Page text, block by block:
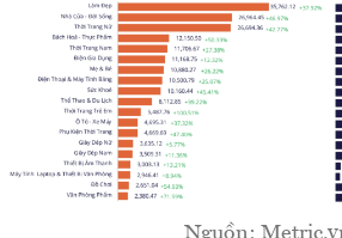
Nguồn: